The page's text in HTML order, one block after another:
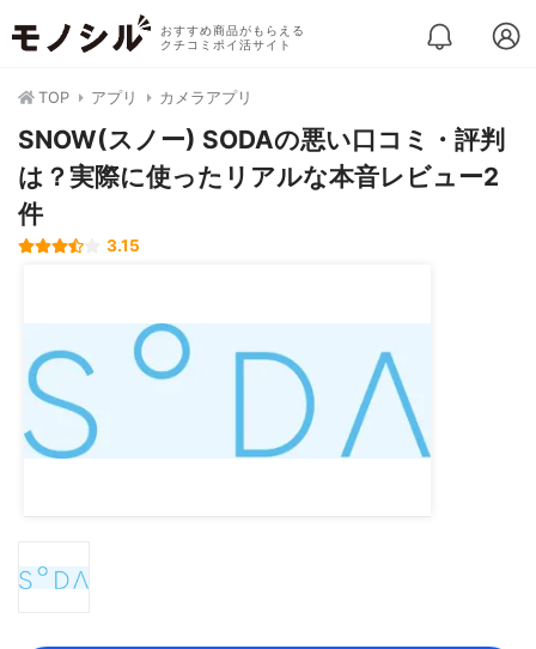
おすすめ商品がもらえる
クチコミポイ活サイト
TOP アプリ カメラアプリ
SNOW(スノー) SODAの悪い口コミ・評判
は？実際に使ったリアルな本音レビュー2
件
3.15